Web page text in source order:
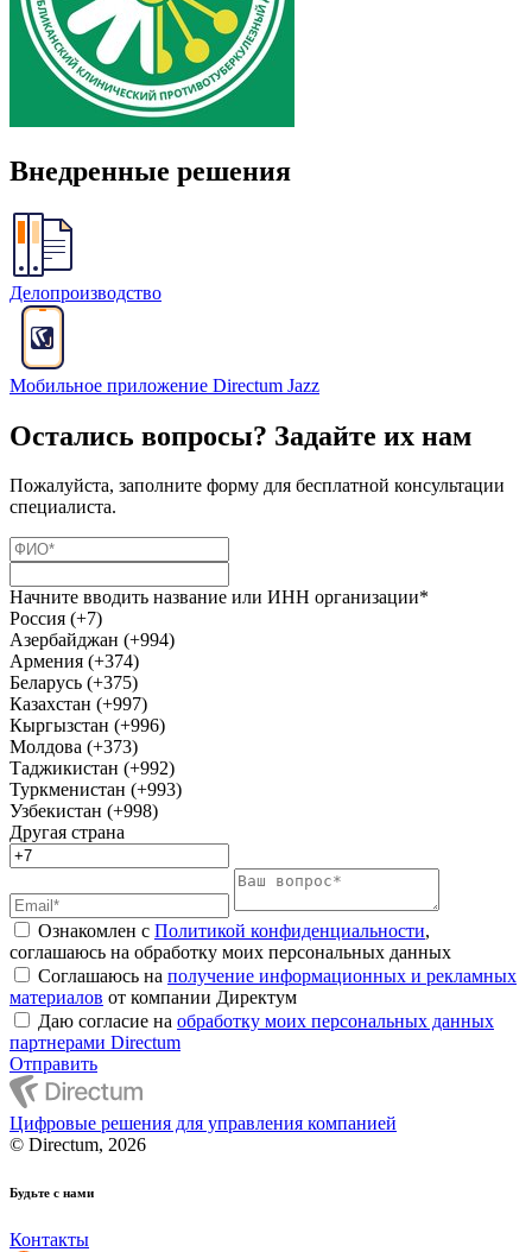
Внедренные решения
Делопроизводство
Мобильное приложение Directum Jazz
Остались вопросы? Задайте их нам
Пожалуйста, заполните форму для бесплатной консультации
специалиста.
Начните вводить название или ИНН организации*
Россия (+7)
Азербайджан (+994)
Армения (+374)
Беларусь (+375)
Казахстан (+997)
Кыргызстан (+996)
Молдова (+373)
Таджикистан (+992)
Туркменистан (+993)
Узбекистан (+998)
Другая страна
Ознакомлен с Политикой конфиденциальности,
соглашаюсь на обработку моих персональных данных
Соглашаюсь на получение информационных и рекламных
материалов от компании Директум
Даю согласие на обработку моих персональных данных
партнерами Directum
Отправить
Цифровые решения для управления компанией
© Directum, 2026
Будьте с нами
Контакты